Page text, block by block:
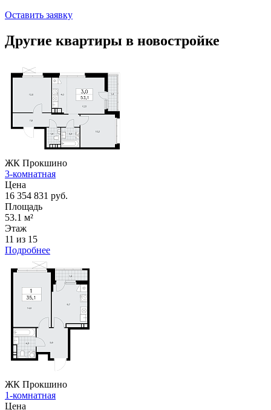
Оставить заявку
Другие квартиры в новостройке
ЖК Прокшино
3-комнатная
Цена
16 354 831 руб.
Площадь
53.1 м²
Этаж
11 из 15
Подробнее
ЖК Прокшино
1-комнатная
Цена